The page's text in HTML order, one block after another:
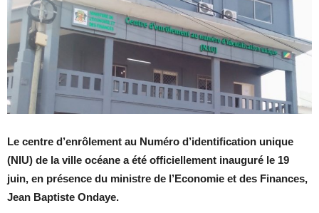
Le centre d’enrôlement au Numéro d’identification unique
(NIU) de la ville océane a été officiellement inauguré le 19
juin, en présence du ministre de l’Economie et des Finances,
Jean Baptiste Ondaye.